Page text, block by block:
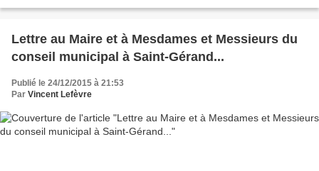
Lettre au Maire et à Mesdames et Messieurs du
conseil municipal à Saint-Gérand...
Publié le 24/12/2015 à 21:53
Par Vincent Lefèvre